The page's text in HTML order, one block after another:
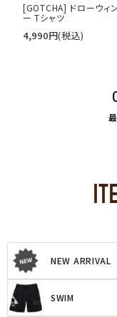
[GOTCHA] ドローウィ
ー Tシャツ
4,990円(税込)
NEW ARRIVAL
SWIM